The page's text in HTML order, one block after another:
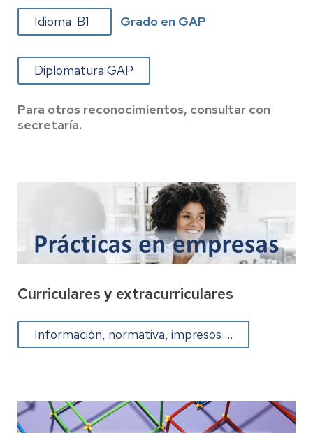
Idioma B1 Grado en GAP
Diplomatura GAP
Para otros reconocimientos, consultar con
secretaría.
Curriculares y extracurriculares
Información, normativa, impresos ...